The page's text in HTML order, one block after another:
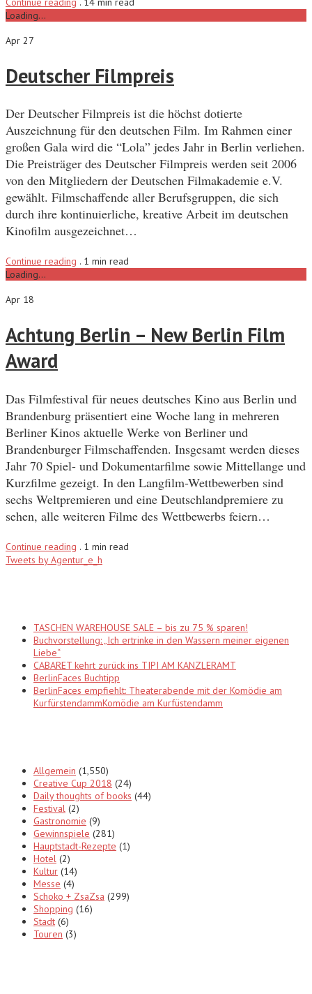
Loading...
Apr 27
Deutscher Filmpreis
Der Deutscher Filmpreis ist die höchst dotierte
Auszeichnung für den deutschen Film. Im Rahmen einer
großen Gala wird die “Lola” jedes Jahr in Berlin verliehen.
Die Preisträger des Deutscher Filmpreis werden seit 2006
von den Mitgliedern der Deutschen Filmakademie e.V.
gewählt. Filmschaffende aller Berufsgruppen, die sich
durch ihre kontinuierliche, kreative Arbeit im deutschen
Kinofilm ausgezeichnet…
Continue reading . 1 min read
Loading...
Apr 18
Achtung Berlin – New Berlin Film
Award
Das Filmfestival für neues deutsches Kino aus Berlin und
Brandenburg präsentiert eine Woche lang in mehreren
Berliner Kinos aktuelle Werke von Berliner und
Brandenburger Filmschaffenden. Insgesamt werden dieses
Jahr 70 Spiel- und Dokumentarfilme sowie Mittellange und
Kurzfilme gezeigt. In den Langfilm-Wettbewerben sind
sechs Weltpremieren und eine Deutschlandpremiere zu
sehen, alle weiteren Filme des Wettbewerbs feiern…
Continue reading . 1 min read
Tweets by Agentur_e_h
TASCHEN WAREHOUSE SALE – bis zu 75 % sparen!
Buchvorstellung: „Ich ertrinke in den Wassern meiner eigenen
Liebe“
CABARET kehrt zurück ins TIPI AM KANZLERAMT
BerlinFaces Buchtipp
BerlinFaces empfiehlt: Theaterabende mit der Komödie am
KurfürstendammKomödie am Kurfüstendamm
Allgemein (1,550)
Creative Cup 2018 (24)
Daily thoughts of books (44)
Festival (2)
Gastronomie (9)
Gewinnspiele (281)
Hauptstadt-Rezepte (1)
Hotel (2)
Kultur (14)
Messe (4)
Schoko + ZsaZsa (299)
Shopping (16)
Stadt (6)
Touren (3)